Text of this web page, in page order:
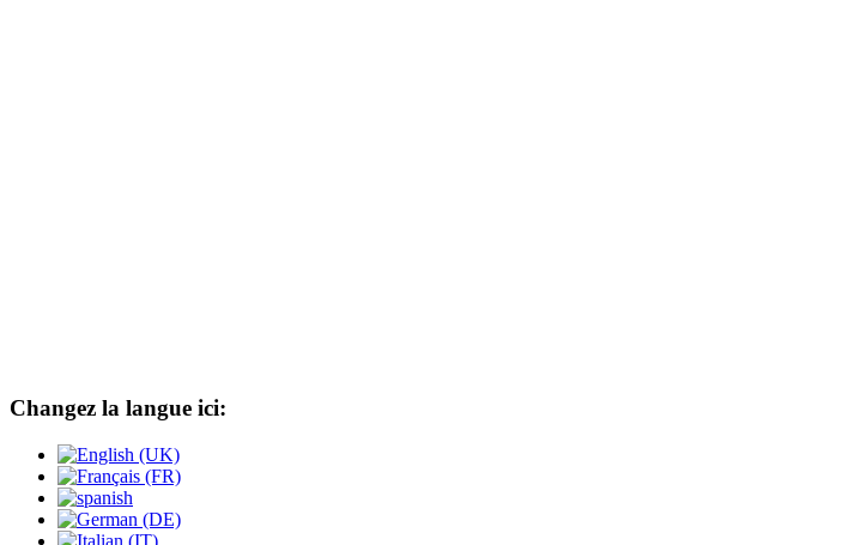
Changez la langue ici: